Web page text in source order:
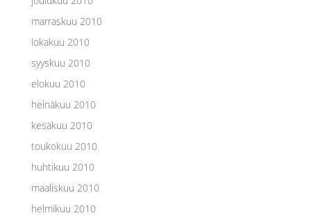
marraskuu 2010
lokakuu 2010
syyskuu 2010
elokuu 2010
heinäkuu 2010
kesäkuu 2010
toukokuu 2010
huhtikuu 2010
maaliskuu 2010
helmikuu 2010